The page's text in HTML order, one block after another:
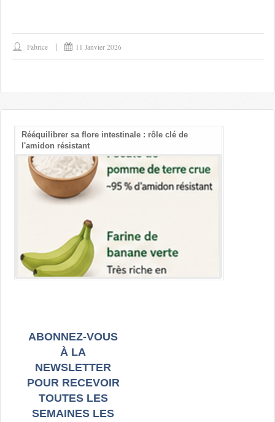
Fabrice 11 Janvier 2026
Rééquilibrer sa flore intestinale : rôle clé de
l'amidon résistant
ABONNEZ-VOUS
À LA
NEWSLETTER
POUR RECEVOIR
TOUTES LES
SEMAINES LES